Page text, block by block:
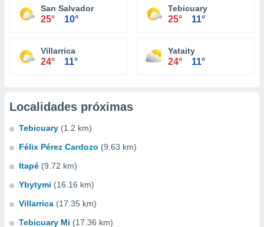
San Salvador
25° 10°
Tebicuary
25° 11°
Villarrica
24° 11°
Yataity
24° 11°
Localidades próximas
Tebicuary (1.2 km)
Félix Pérez Cardozo (9.63 km)
Itapé (9.72 km)
Ybytymi (16.16 km)
Villarrica (17.35 km)
Tebicuary Mi (17.36 km)